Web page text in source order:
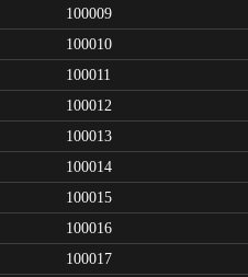
100009
100010
100011
100012
100013
100014
100015
100016
100017